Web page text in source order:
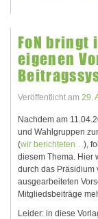
FoN bringt
eigenen
Veröffentlicht am 29.
Nachdem am
und Wahlgruppen
(wir berichteten…),
diesem Thema. Hier
durch das Präsidium
ausgearbeiteten
Mitgliedsbeiträge
Leider: in diese